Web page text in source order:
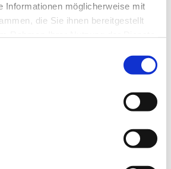
Informationen möglicherweise mit
die Sie ihnen bereitgestellt
Sie auch